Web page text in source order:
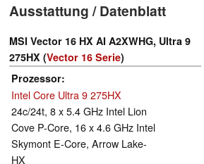
Ausstattung / Datenblatt
MSI Vector 16 HX AI A2XWHG, Ultra 9
275HX (Vector 16 Serie)
Prozessor
Intel Core Ultra 9 275HX
24c/24t, 8 x 5.4 GHz Intel Lion
Cove P-Core, 16 x 4.6 GHz Intel
Skymont E-Core, Arrow Lake-
HX